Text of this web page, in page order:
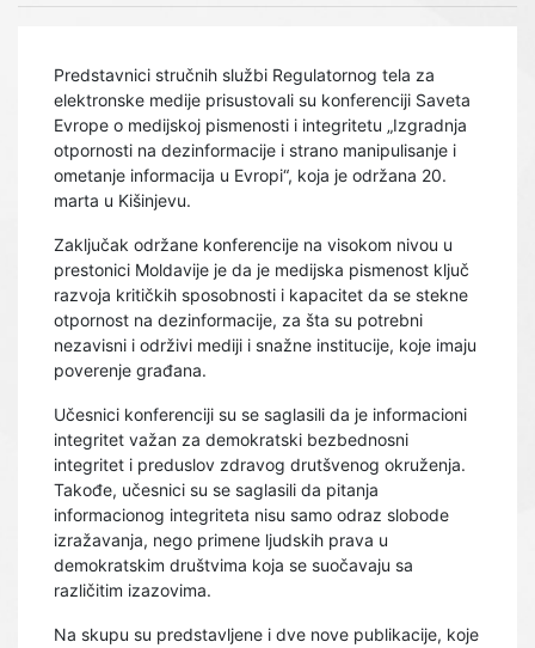
Predstavnici stručnih službi Regulatornog tela za
elektronske medije prisustovali su konferenciji Saveta
Evrope o medijskoj pismenosti i integritetu „Izgradnja
otpornosti na dezinformacije i strano manipulisanje i
ometanje informacija u Evropi“, koja je održana 20.
marta u Kišinjevu.
Zaključak održane konferencije na visokom nivou u
prestonici Moldavije je da je medijska pismenost ključ
razvoja kritičkih sposobnosti i kapacitet da se stekne
otpornost na dezinformacije, za šta su potrebni
nezavisni i održivi mediji i snažne institucije, koje imaju
poverenje građana.
Učesnici konferenciji su se saglasili da je informacioni
integritet važan za demokratski bezbednosni
integritet i preduslov zdravog drutšvenog okruženja.
Takođe, učesnici su se saglasili da pitanja
informacionog integriteta nisu samo odraz slobode
izražavanja, nego primene ljudskih prava u
demokratskim društvima koja se suočavaju sa
različitim izazovima.
Na skupu su predstavljene i dve nove publikacije, koje